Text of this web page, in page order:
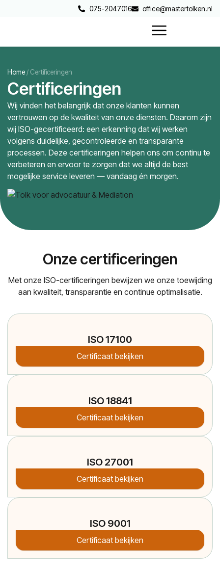
075-2047016 office@mastertolken.nl
Home / Certificeringen
Certificeringen
Wij vinden het belangrijk dat onze klanten kunnen
vertrouwen op de kwaliteit van onze diensten. Daarom zijn
wij ISO-gecertificeerd: een erkenning dat wij werken
volgens duidelijke, gecontroleerde en transparante
processen. Deze certificeringen helpen ons om continu te
verbeteren en ervoor te zorgen dat we altijd de best
mogelijke service leveren — vandaag én morgen.
Onze certificeringen
Met onze ISO-certificeringen bewijzen we onze toewijding
aan kwaliteit, transparantie en continue optimalisatie.
ISO 17100
Certificaat bekijken
ISO 18841
Certificaat bekijken
ISO 27001
Certificaat bekijken
ISO 9001
Certificaat bekijken